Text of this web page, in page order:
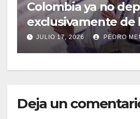
Colombia ya no
exclusivamente de
cables de fibra
JULIO 17, 2026 PEDRO
Deja un